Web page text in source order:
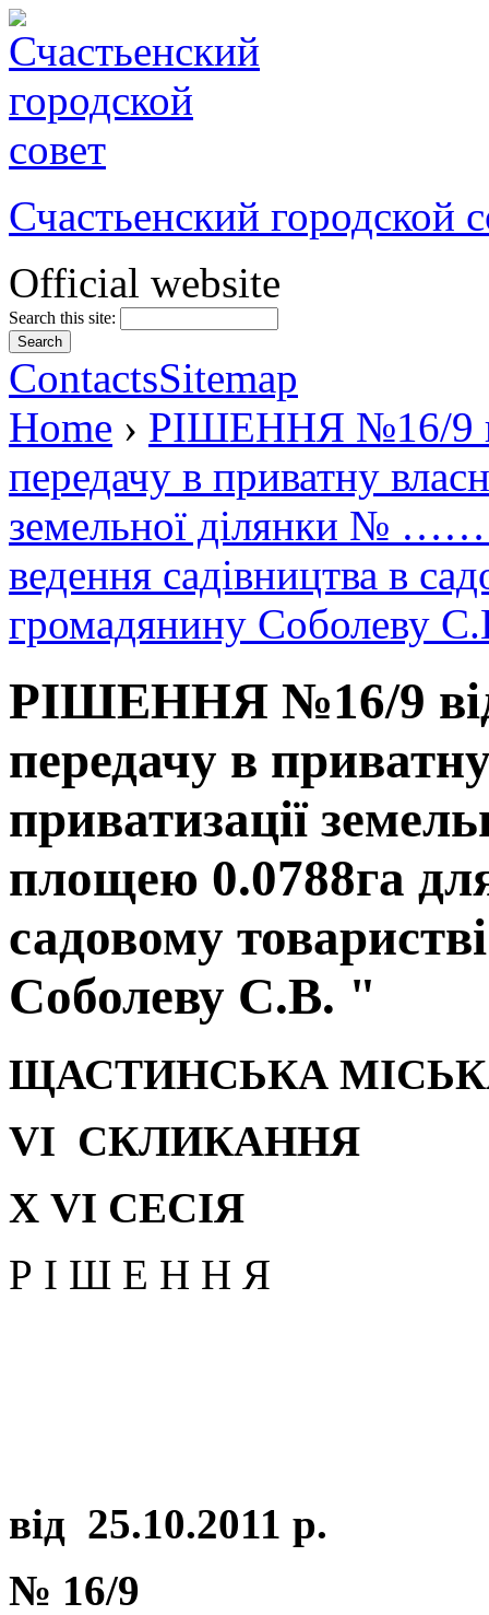
Счастьенский городской
Official website
Search this site:
ContactsSitemap
Home › РІШЕННЯ №16/9
передачу в приватну
земельної ділянки №
ведення садівництва в
громадянину Соболеву
РІШЕННЯ №16/9
передачу в
приватизації
площею 0.0788га
садовому
Соболеву С.В. "
ЩАСТИНСЬКА
VІ СКЛИКАННЯ
Х VІ СЕСІЯ
Р І Ш Е Н Н Я
від 25.10.2011 р.
№ 16/9